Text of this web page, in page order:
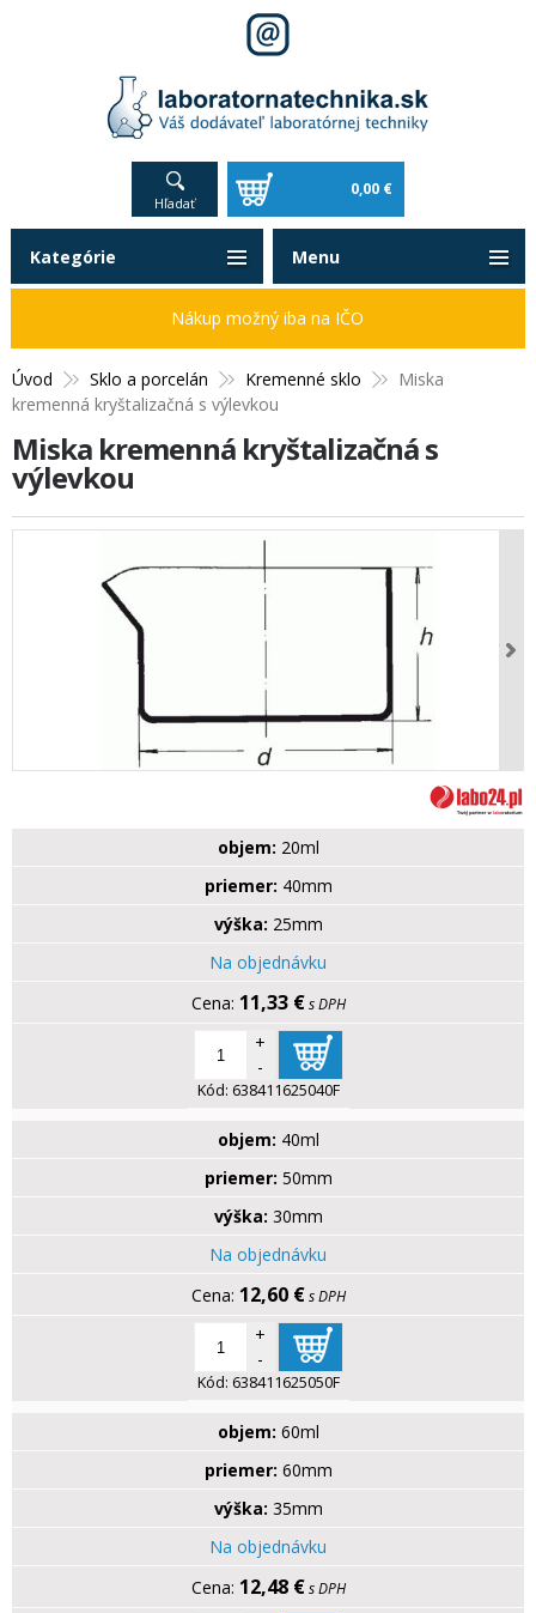
Hľadať
0,00 €
Úvod Sklo a porcelán Kremenné sklo
Miska
kremenná kryštalizačná s výlevkou
Miska kremenná kryštalizačná s
výlevkou
objem: 20ml
priemer: 40mm
výška: 25mm
Na objednávku
11,33 € s DPH
+
-
Kód: 638411625040F
objem: 40ml
priemer: 50mm
výška: 30mm
Na objednávku
12,60 € s DPH
+
-
Kód: 638411625050F
objem: 60ml
priemer: 60mm
výška: 35mm
Na objednávku
12,48 € s DPH
Kategórie
Nákup možný iba na IČO
Menu